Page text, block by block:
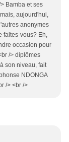
Bamba et ses
aujourd'hui,
anonymes
faites-vous? Eh,
occasion pour
/> diplômes
son niveau, fait
NDONGA
/> <br />